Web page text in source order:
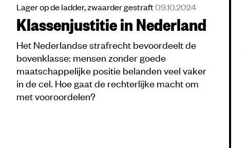
Lager op de ladder, zwaarder gestraft09.10.2024
Klassenjustitie in Nederland
Het Nederlandse strafrecht bevoordeelt de
bovenklasse: mensen zonder goede
maatschappelijke positie belanden veel vaker
in de cel. Hoe gaat de rechterlijke macht om
met vooroordelen?